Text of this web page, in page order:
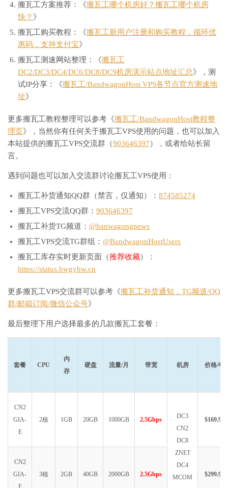
搬瓦工方案推荐：《搬瓦工哪个机房好？搬瓦工哪个机房
快？ 》
搬瓦工购买教程：《搬瓦工新用户注册和购买教程，循环优
惠码，支持支付宝》
搬瓦工测速网站整理：《搬瓦工
DC2/DC3/DC4/DC6/DC8/DC9机房演示站点地址汇总》，测
试IP分享：《搬瓦工/BandwagonHost VPS各节点官方测速地
址》
更多搬瓦工教程整理可以参考《搬瓦工/BandwagonHost教程整
理页》，当然你有任何关于搬瓦工VPS使用的问题，也可以加入
本站提供的搬瓦工VPS交流群（903646397），或者给站长留
言。
遇到问题也可以加入交流群讨论搬瓦工VPS使用：
搬瓦工补货通知QQ群（禁言，仅通知）： 874585274
搬瓦工VPS交流QQ群： 903646397
搬瓦工补货TG频道： @banwagongnews
搬瓦工VPS交流TG群组： @BandwagonHostUsers
搬瓦工库存实时更新页面（推荐收藏）：
https://status.bwgyhw.cn
更多搬瓦工VPS交流群可以参考《搬瓦工补货通知，TG频道/QQ
群/邮箱订阅/微信公众号》
最后整理下用户选择最多的几款搬瓦工套餐：
套餐 CPU
内
存
硬盘 流量/月 带宽 机房 价格/年
CN2
GIA-
E
2核 1GB 20GB 1000GB 2.5Gbps
DC3
CN2
DC8
ZNET
DC4
MCOM
$169.99
CN2
GIA-
E
3核 2GB 40GB 2000GB 2.5Gbps $299.99